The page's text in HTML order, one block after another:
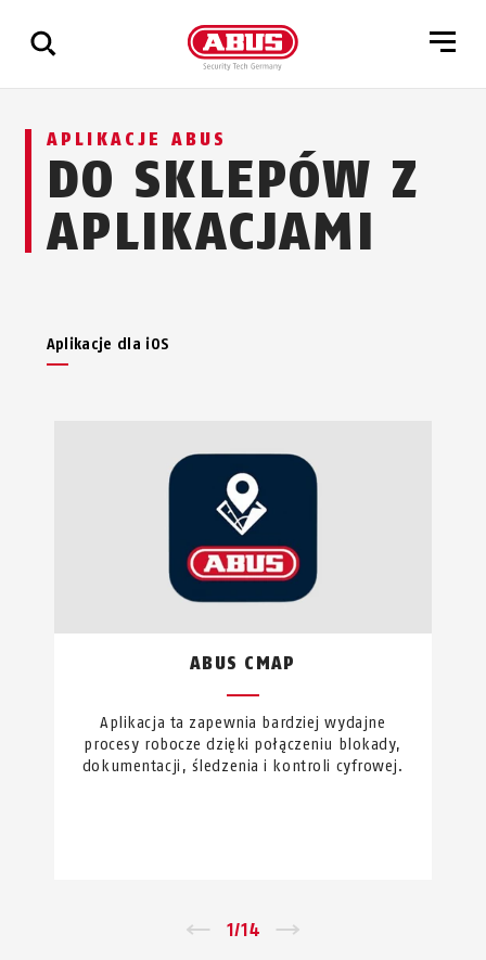
Pokaż
wyniki
APLIKACJE ABUS
DO SKLEPÓW Z
APLIKACJAMI
Aplikacje dla iOS
ABUS CMAP
Aplikacja ta zapewnia bardziej wydajne
procesy robocze dzięki połączeniu blokady,
dokumentacji, śledzenia i kontroli cyfrowej.
1/14